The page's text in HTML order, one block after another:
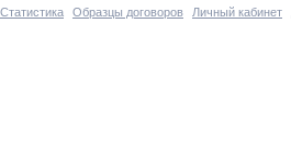
Статистика
Образцы договоров Личный кабинет